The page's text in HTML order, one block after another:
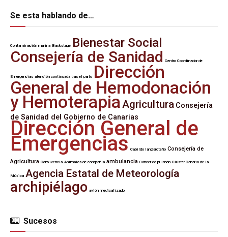
Se esta hablando de…
Contaminación marina Backstage Bienestar Social
Consejería de Sanidad Centro Coordinador de
Emergencias atención continuada tras el parto Dirección
General de Hemodonación
y Hemoterapia Agricultura Consejería
de Sanidad del Gobierno de Canarias
Dirección General de
Emergencias Cabildo lanzaroteño Consejería de
Agricultura Convivencia Animales de compañía ambulancia Cáncer de pulmón Clúster Canario de la
Música Agencia Estatal de Meteorología
archipiélago avión medicalizado
Sucesos
SUCESOS